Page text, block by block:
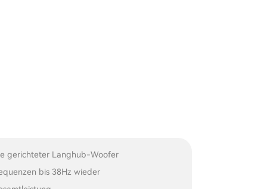
gerichteter Langhub-Woofer
bis 38Hz wieder